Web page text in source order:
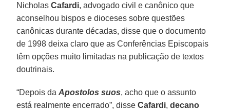
NicholasCafardi, advogado civil e canônico que
aconselhou bispos e dioceses sobre questões
canônicas durante décadas, disse que o documento
de 1998 deixa claro que as Conferências Episcopais
têm opções muito limitadas na publicação de textos
doutrinais.
“Depois daApostolos suos, acho que o assunto
está realmente encerrado”, disseCafardi,decano